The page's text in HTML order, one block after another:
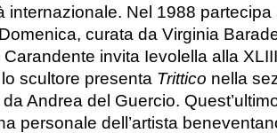
internazionale. Nel 1988
curata da Virginia
invita Ievolella alla
scultore presenta Trittico nella
Andrea del Guercio.
personale dell’artista